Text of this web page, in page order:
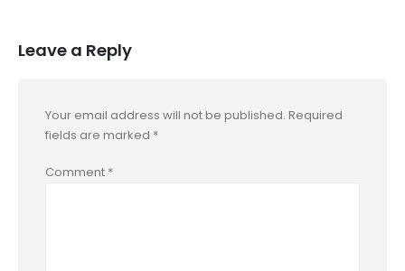
Leave a Reply
Your email address will not be published. Required
fields are marked *
Comment *